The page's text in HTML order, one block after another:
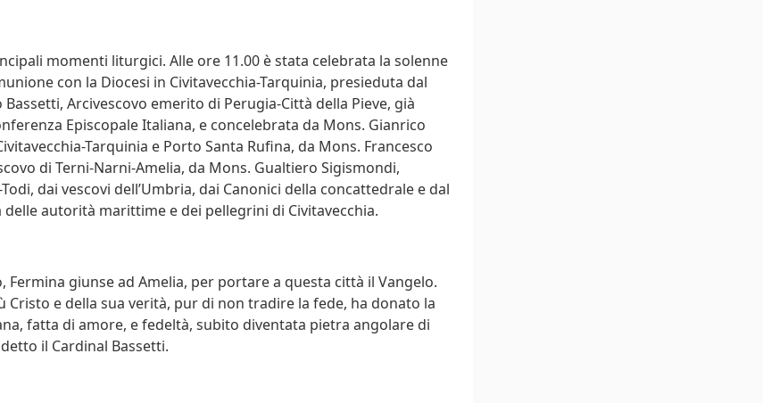
momenti liturgici. Alle ore 11.00 è stata celebrata la solenne
con la Diocesi in Civitavecchia-Tarquinia, presieduta dal
Arcivescovo emerito di Perugia-Città della Pieve, già
Episcopale Italiana, e concelebrata da Mons. Gianrico
Tarquinia e Porto Santa Rufina, da Mons. Francesco
di Terni-Narni-Amelia, da Mons. Gualtiero Sigismondi,
dai vescovi dell’Umbria, dai Canonici della concattedrale e dal
delle autorità marittime e dei pellegrini di Civitavecchia.
Fermina giunse ad Amelia, per portare a questa città il Vangelo.
Cristo e della sua verità, pur di non tradire la fede, ha donato la
fatta di amore, e fedeltà, subito diventata pietra angolare di
il Cardinal Bassetti.